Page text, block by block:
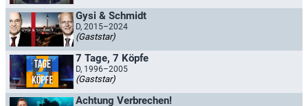
Gysi & Schmidt
D, 2015–2024
(Gaststar)
7 Tage, 7 Köpfe
D, 1996–2005
(Gaststar)
Achtung Verbrechen!